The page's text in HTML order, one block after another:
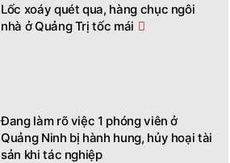
Lốc xoáy quét qua, hàng chục ngôi
nhà ở Quảng Trị tốc mái
Đang làm rõ việc 1 phóng viên ở
Quảng Ninh bị hành hung, hủy hoại tài
sản khi tác nghiệp